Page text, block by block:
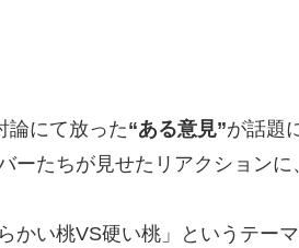
論にて放った“ある意見”が話題
ーたちが見せたリアクションに
かい桃VS硬い桃」というテー